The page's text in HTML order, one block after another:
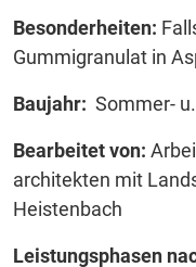
Besonderheiten:
Gummigranulat in
Baujahr: Sommer-
Bearbeitet von:
architekten mit
Heistenbach
Leistungsphasen